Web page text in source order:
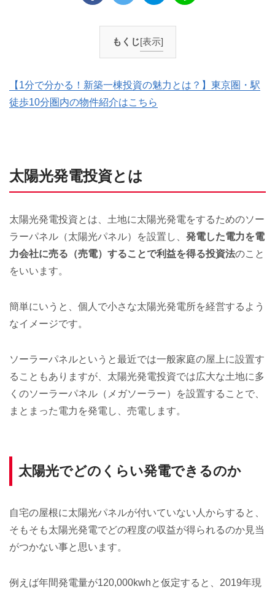
もくじ[表示]
【1分で分かる！新築一棟投資の魅力とは？】東京圏・駅
徒歩10分圏内の物件紹介はこちら
太陽光発電投資とは
太陽光発電投資とは、土地に太陽光発電をするためのソー
ラーパネル（太陽光パネル）を設置し、 発電した電力を電
力会社に売る（売電）することで利益を得る投資法のこと
をいいます。
簡単にいうと、個人で小さな太陽光発電所を経営するよう
なイメージです。
ソーラーパネルというと最近では一般家庭の屋上に設置す
ることもありますが、太陽光発電投資では広大な土地に多
くのソーラーパネル（メガソーラー）を設置することで、
まとまった電力を発電し、売電します。
太陽光でどのくらい発電できるのか
自宅の屋根に太陽光パネルが付いていない人からすると、
そもそも太陽光発電でどの程度の収益が得られるのか見当
がつかない事と思います。
例えば年間発電量が120,000kwhと仮定すると、2019年現